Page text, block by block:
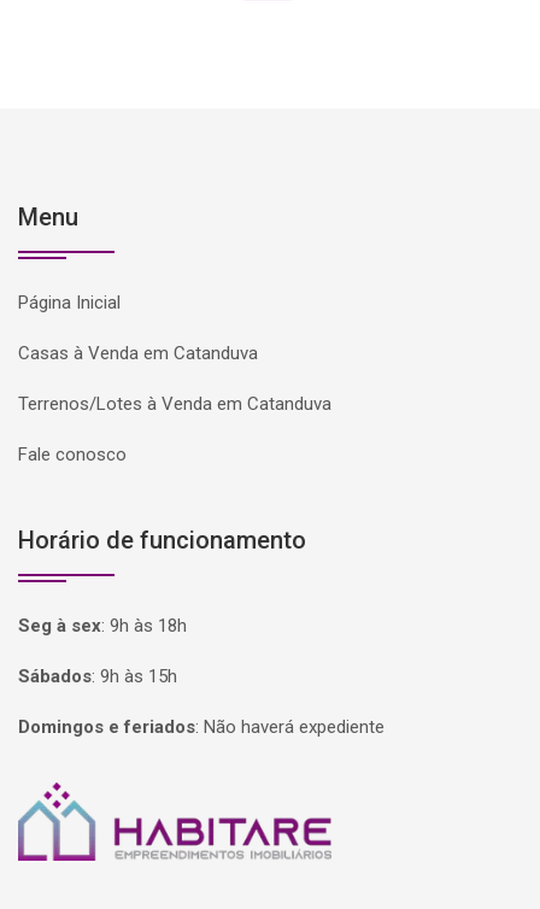
Menu
Página Inicial
Casas à Venda em Catanduva
Terrenos/Lotes à Venda em Catanduva
Fale conosco
Horário de funcionamento
Seg à sex: 9h às 18h
Sábados: 9h às 15h
Domingos e feriados: Não haverá expediente
Página inicial